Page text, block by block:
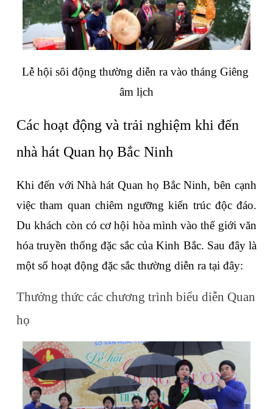
Lễ hội sôi động thường diễn ra vào tháng Giêng
âm lịch
Các hoạt động và trải nghiệm khi đến
nhà hát Quan họ Bắc Ninh
Khi đến với Nhà hát Quan họ Bắc Ninh, bên cạnh
việc tham quan chiêm ngưỡng kiến trúc độc đáo.
Du khách còn có cơ hội hòa mình vào thế giới văn
hóa truyền thống đặc sắc của Kinh Bắc. Sau đây là
một số hoạt động đặc sắc thường diễn ra tại đây:
Thưởng thức các chương trình biểu diễn Quan
họ